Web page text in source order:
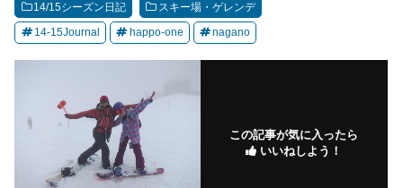
14/15シーズン日記 スキー場・ゲレンデ
14-15Journal happo-one nagano
この記事が気に入ったら
いいねしよう！